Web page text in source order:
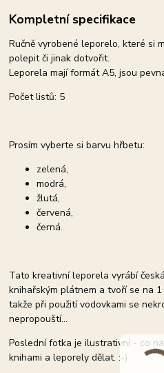
Kompletní specifikace
Ručně vyrobené leporelo, které si
polepit či jinak dotvořit.
Leporela mají formát A5, jsou
Počet listů: 5
Prosím vyberte si barvu hřbetu:
zelená,
modrá,
žlutá,
červená,
černá.
Tato kreativní leporela vyrábí
knihařským plátnem a tvoří se na
takže při použití vodovkami se
nepropouští...
Poslední fotka je ilustrativní - co
knihami a leporely dělat. :-)